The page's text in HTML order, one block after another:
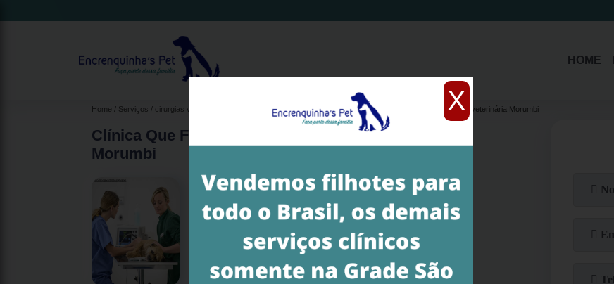
X
HOME
Home Serviços cirurgias veterinárias cirurgia veterinária castração clínica que faz cirurgia de emergência veterinária Morumbi
Clínica Que Faz Cirurgia de Emergência Veterinária
Morumbi